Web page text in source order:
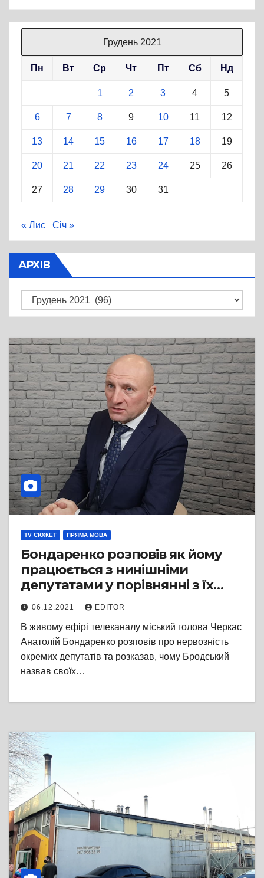
Грудень 2021
Пн Вт Ср Чт Пт Сб Нд
1 2 3 4 5
6 7 8 9 10 11 12
13 14 15 16 17 18 19
20 21 22 23 24 25 26
27 28 29 30 31
« Лис Січ »
АРХІВ
Архів
TV СЮЖЕТ ПРЯМА МОВА
Бондаренко розповів як йому
працюється з нинішніми
депутатами у порівнянні з їх
попередниками
06.12.2021 EDITOR
В живому ефірі телеканалу міський голова Черкас
Анатолій Бондаренко розповів про нервозність
окремих депутатів та розказав, чому Бродський
назвав своїх…